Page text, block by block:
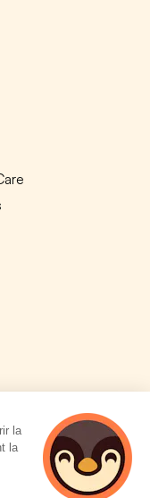
réservés.
la
la
2 personnes